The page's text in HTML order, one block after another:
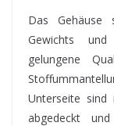
Das Gehäuse
Gewichts
gelungene
Unterseite sind
abgedeckt